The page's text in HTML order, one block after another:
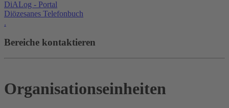
DiALog - Portal
Diözesanes Telefonbuch
.
Bereiche kontaktieren
Organisationseinheiten